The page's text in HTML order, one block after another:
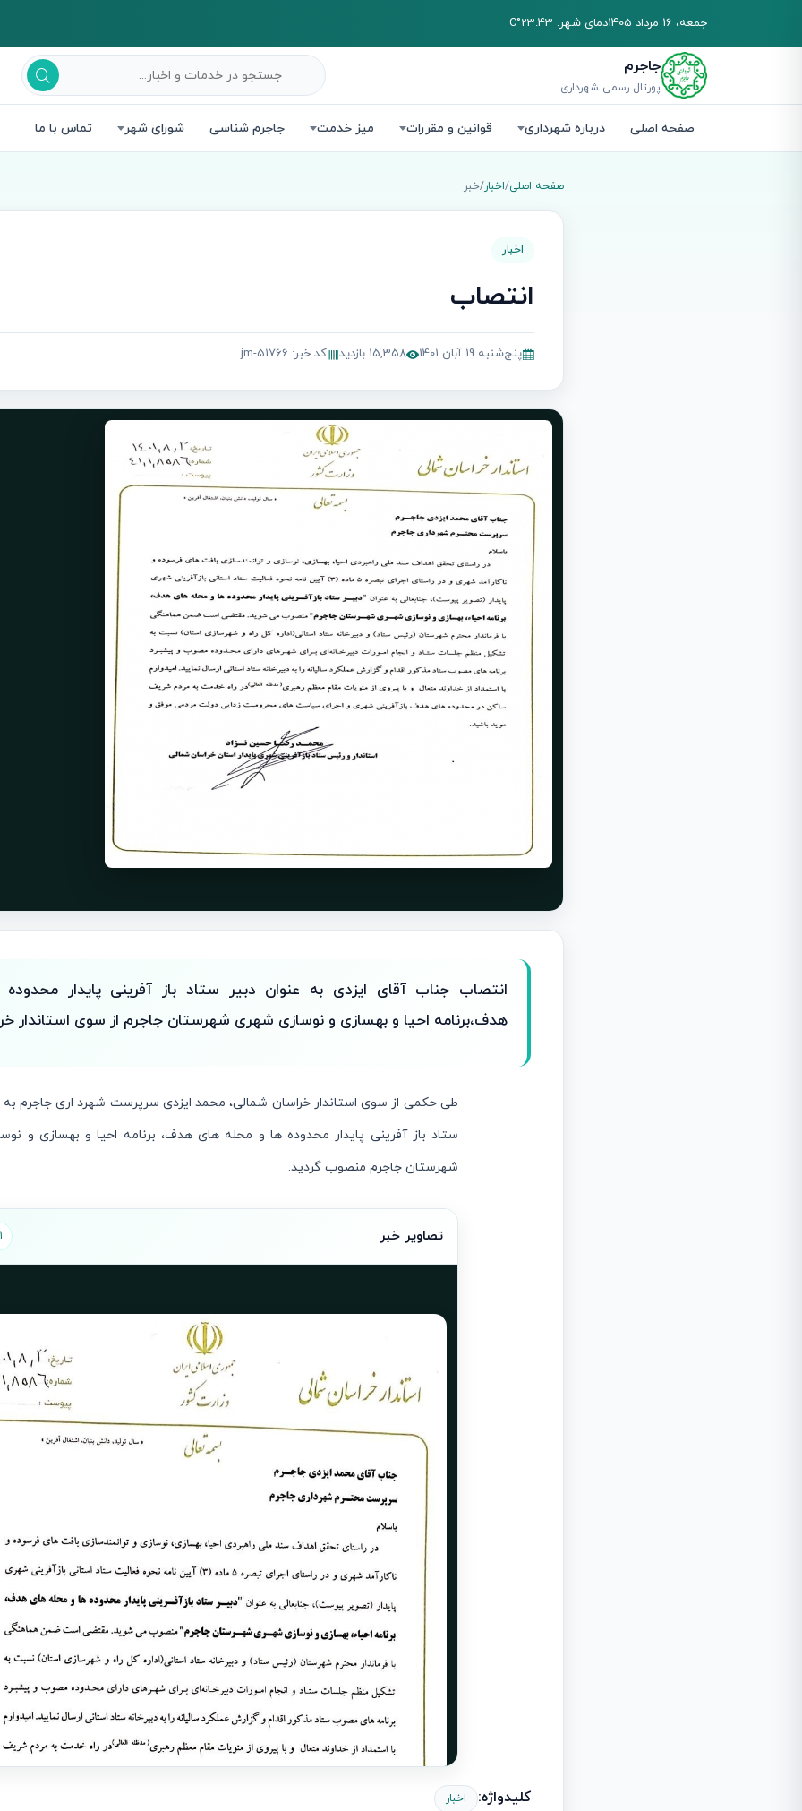
جمعه، 16 مرداد 1405 دمای شهر: 23.43°C
جاجرم
پورتال رسمی شهرداری
صفحه اصلی درباره شهرداری قوانین و مقررات میز خدمت جاجرم شناسی شورای شهر تماس با ما
صفحه اصلی/اخبار/خبر
اخبار
انتصاب
پنج‌شنبه 19 آبان 1401 15,358 بازدید کد خبر: jm-51766
انتصاب جناب آقای ایزدی به عنوان دبیر ستاد باز آفرینی پایدار
هدف،برنامه احیا و بهسازی و نوسازی شهری شهرستان جاجرم از سوی استاندار
طی حکمی از سوی استاندار خراسان شمالی، محمد ایزدی سرپرست شهرد اری جاجرم به
ستاد باز آفرینی پایدار محدوده ها و محله های هدف، برنامه احیا و بهسازی و
شهرستان جاجرم منصوب گردید.
تصاویر خبر 1 تصویر
کلیدواژه: اخبار